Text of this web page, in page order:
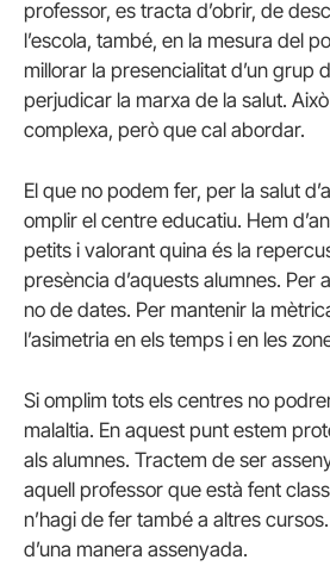
professor, es tracta d’obrir, de
l’escola, també, en la mesura del
millorar la presencialitat d’un grup
perjudicar la marxa de la salut.
complexa, però que cal abordar.
El que no podem fer, per la salut
omplir el centre educatiu. Hem
petits i valorant quina és la
presència d’aquests alumnes. Per
no de dates. Per mantenir la
l’asimetria en els temps i en les
Si omplim tots els centres no
malaltia. En aquest punt estem
als alumnes. Tractem de ser
aquell professor que està fent
n’hagi de fer també a altres
d’una manera assenyada.